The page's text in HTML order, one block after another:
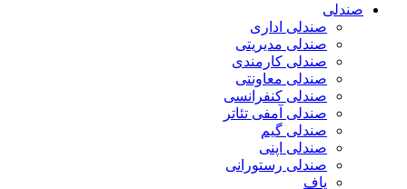
صندلی
صندلی اداری
صندلی مدیریتی
صندلی کارمندی
صندلی معاونتی
صندلی کنفرانسی
صندلی آمفی تئاتر
صندلی گیم
صندلی اپنی
صندلی رستورانی
پاف